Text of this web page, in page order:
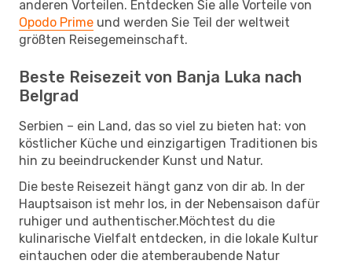
anderen Vorteilen. Entdecken Sie alle Vorteile von
Opodo Prime und werden Sie Teil der weltweit
größten Reisegemeinschaft.
Beste Reisezeit von Banja Luka nach
Belgrad
Serbien – ein Land, das so viel zu bieten hat: von
köstlicher Küche und einzigartigen Traditionen bis
hin zu beeindruckender Kunst und Natur.
Die beste Reisezeit hängt ganz von dir ab. In der
Hauptsaison ist mehr los, in der Nebensaison dafür
ruhiger und authentischer.Möchtest du die
kulinarische Vielfalt entdecken, in die lokale Kultur
eintauchen oder die atemberaubende Natur